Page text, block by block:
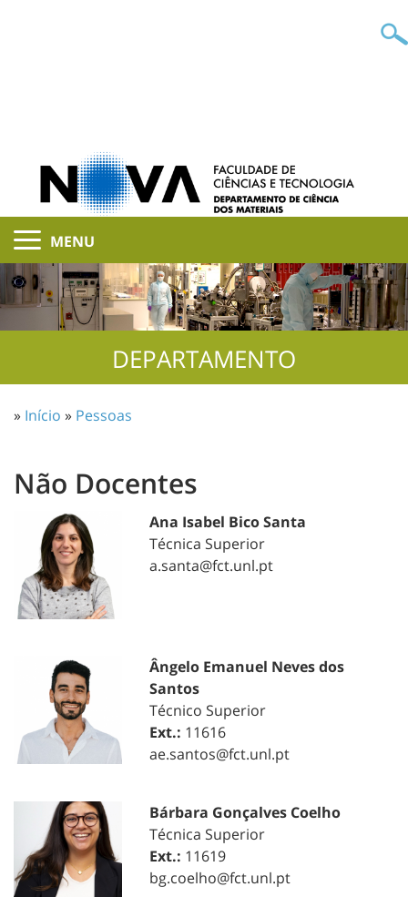
MENU
DEPARTAMENTO
» Início » Pessoas
Não Docentes
Ana Isabel Bico Santa
Técnica Superior
a.santa@fct.unl.pt
Ângelo Emanuel Neves dos
Santos
Técnico Superior
Ext.: 11616
ae.santos@fct.unl.pt
Bárbara Gonçalves Coelho
Técnica Superior
Ext.: 11619
bg.coelho@fct.unl.pt